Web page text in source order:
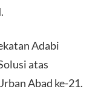
Adabi
atas
Abad ke-21.